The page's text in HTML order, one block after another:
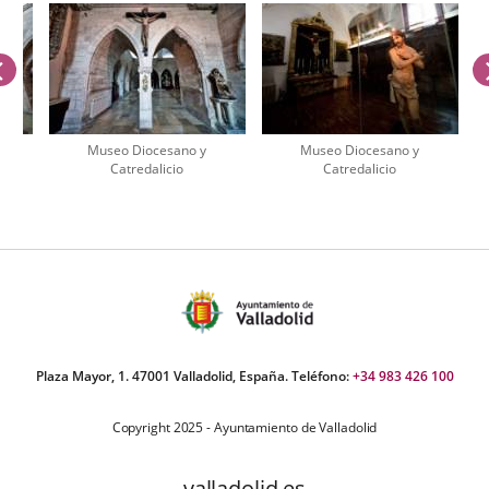
externa.externa.
Museo Diocesano y
Catredalicio
Museo Diocesano y
Catredalicio
previus
Plaza Mayor, 1. 47001 Valladolid, España. Teléfono:+34 983 426 100
Copyright 2025 - Ayuntamiento de Valladolid